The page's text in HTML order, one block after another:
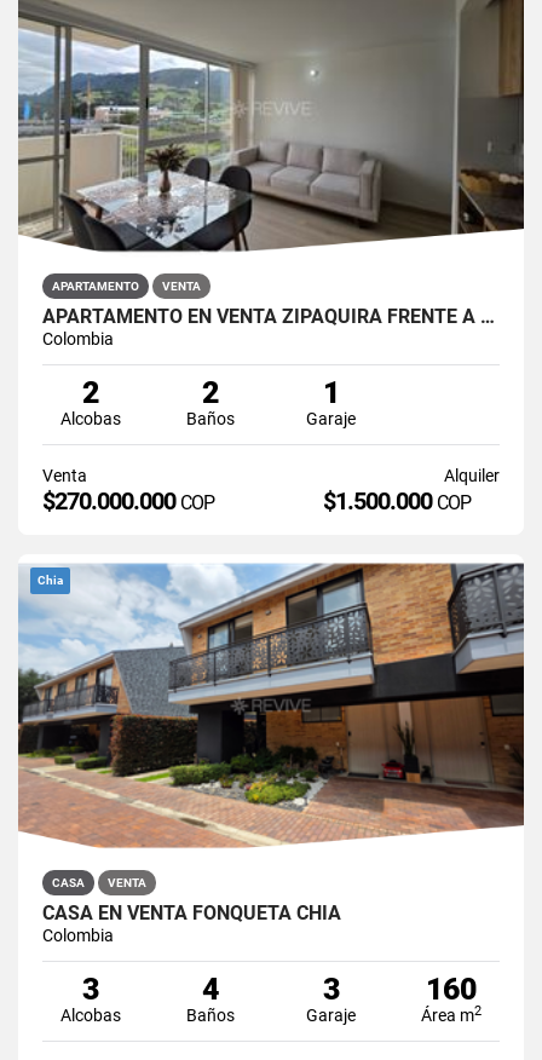
APARTAMENTO VENTA
APARTAMENTO EN VENTA ZIPAQUIRÁ FRENTE A LA UNIMINUTO
Colombia
2
Alcobas
2
Baños
1
Garaje
Venta
$270.000.000 COP
Alquiler
$1.500.000 COP
Chia
CASA VENTA
CASA EN VENTA FONQUETÁ CHÍA
Colombia
3
Alcobas
4
Baños
3
Garaje
160
Área m2